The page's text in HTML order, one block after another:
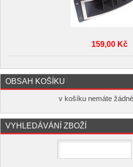
159,00 Kč
OBSAH KOŠÍKU
v košíku nemáte
VYHLEDÁVÁNÍ ZBOŽÍ